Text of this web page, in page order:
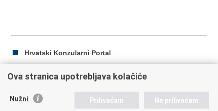
Hrvatski Konzularni Portal
Ispiši
Podijeli
Ova stranica upotrebljava kolačiće
Nužni Prihvaćam Ne prihvaćam